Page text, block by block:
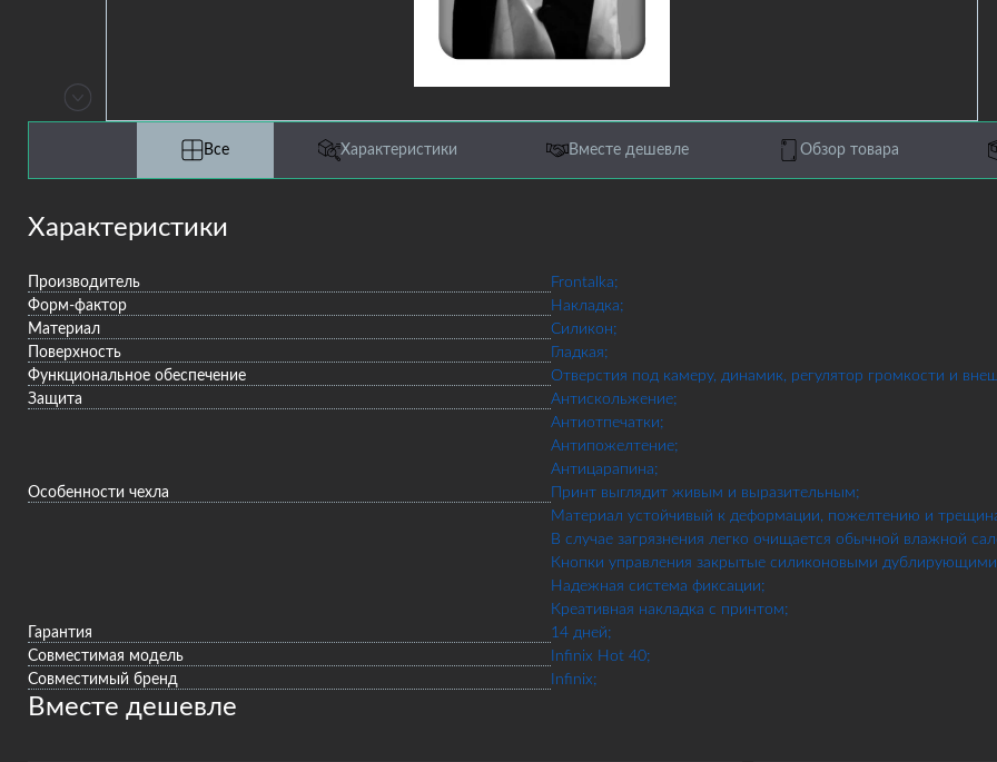
Все Характеристики Вместе дешевле Обзор товара
Характеристики
Производитель
Frontalka;
Форм-фактор
Накладка;
Материал
Силикон;
Поверхность
Гладкая;
Функциональное обеспечение
Отверстия под камеру, динамик, регулятор громкости и
Защита
Антискольжение;
Антиотпечатки;
Антипожелтение;
Антицарапина;
Особенности чехла
Принт выглядит живым и выразительным;
Материал устойчивый к деформации, пожелтению и
В случае загрязнения легко очищается обычной влажной
Кнопки управления закрытые силиконовыми дублирующими
Надежная система фиксации;
Креативная накладка с принтом;
Гарантия
14 дней;
Совместимая модель
Infinix Hot 40;
Совместимый бренд
Infinix;
Вместе дешевле